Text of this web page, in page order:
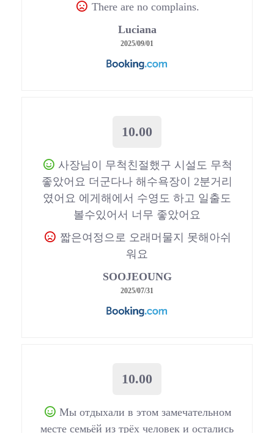
There are no complains.
Luciana
2025/09/01
10.00
사장님이 무척친절했구 시설도 무척
좋았어요 더군다나 해수욕장이 2분거리
였어요 에게해에서 수영도 하고 일출도
볼수있어서 너무 좋았어요
짧은여정으로 오래머물지 못해아쉬
워요
SOOJEOUNG
2025/07/31
10.00
Мы отдыхали в этом замечательном
месте семьёй из трёх человек и остались